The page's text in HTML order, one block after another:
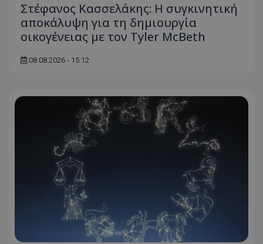
Στέφανος Κασσελάκης: Η συγκινητική
αποκάλυψη για τη δηµιουργία
οικογένειας με τον Tyler McBeth
08.08.2026 - 15:12